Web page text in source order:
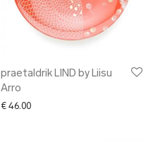
praetaldrik LIND by Liisu
Arro
€ 46.00